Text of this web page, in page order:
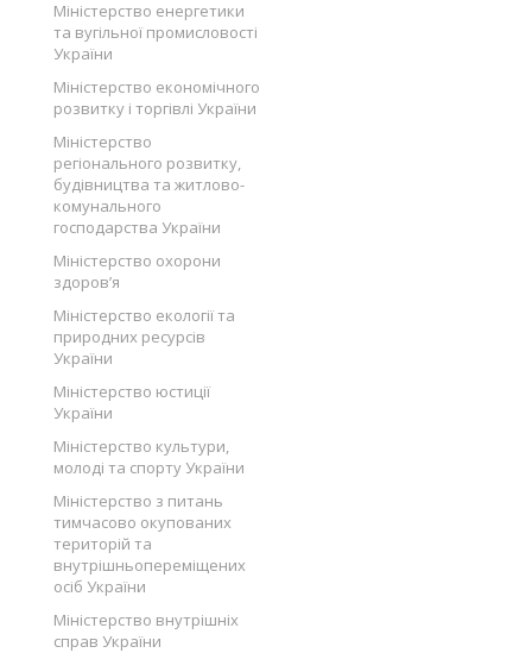
Міністерство енергетики
та вугільної промисловості
України
Міністерство економічного
розвитку і торгівлі України
Міністерство
регіонального розвитку,
будівництва та житлово-
комунального
господарства України
Міністерство охорони
здоров’я
Міністерство екології та
природних ресурсів
України
Міністерство юстиції
України
Міністерство культури,
молоді та спорту України
Міністерство з питань
тимчасово окупованих
територій та
внутрішньопереміщених
осіб України
Міністерство внутрішніх
справ України